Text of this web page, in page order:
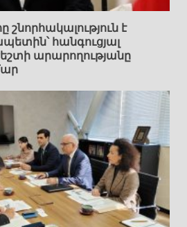
է
հանգուցյալ
արարողությանը